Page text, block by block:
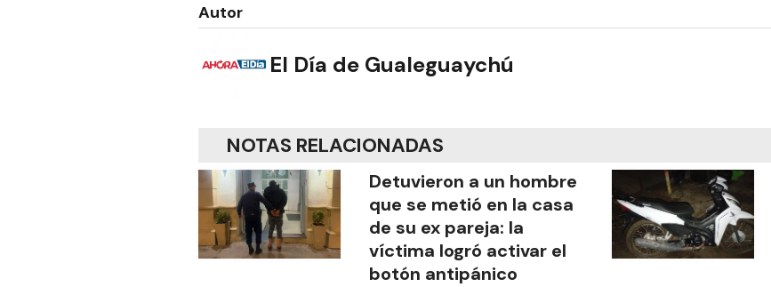
Autor
El Día de Gualeguaychú
NOTAS RELACIONADAS
Detuvieron a un hombre
que se metió en la casa
de su ex pareja: la
víctima logró activar el
botón antipánico